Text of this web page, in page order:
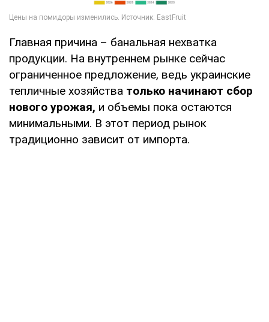
Главная причина – банальная нехватка
продукции. На внутреннем рынке сейчас
ограниченное предложение, ведь украинские
тепличные хозяйства только начинают сбор
нового урожая, и объемы пока остаются
минимальными. В этот период рынок
традиционно зависит от импорта.